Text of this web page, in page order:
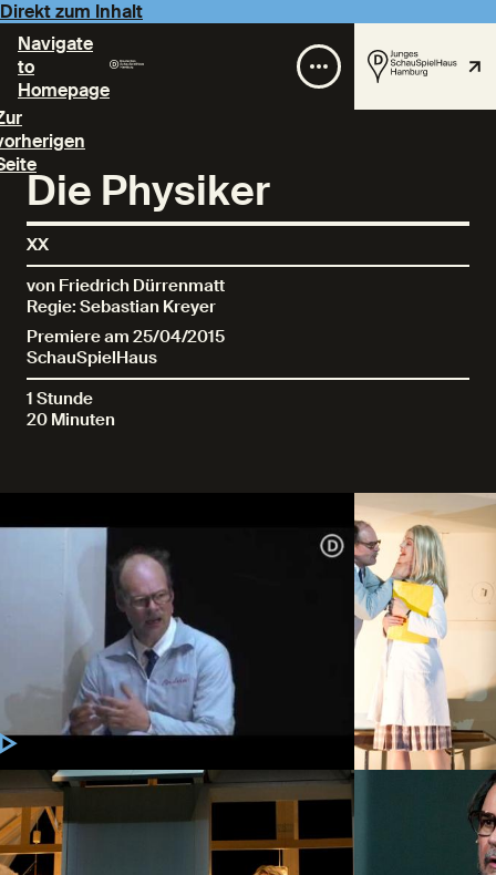
Direkt zum Inhalt
Navigate
to
Homepage
Die Physiker
XX
von Friedrich Dürrenmatt
Regie: Sebastian Kreyer
Premiere am 25/04/2015
SchauSpielHaus
1 Stunde
20 Minuten